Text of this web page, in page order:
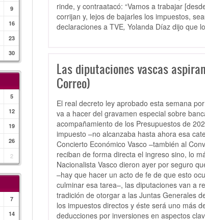
9
16
23
30
5
12
19
26
2
7
14
rinde, y contraatacó: “Vamos a trabajar
corrijan y, lejos de bajarles los impuestos,
declaraciones a TVE, Yolanda Díaz dijo que
Las diputaciones vascas
Correo)
El real decreto ley aprobado esta semana
va a hacer del gravamen especial sobre
acompañamiento de los Presupuestos de
impuesto –no alcanzaba hasta ahora esa
Concierto Económico Vasco –también al
reciban de forma directa el ingreso sino, lo
Nacionalista Vasco dieron ayer por seguro
–hay que hacer un acto de fe de que esto
culminar esa tarea–, las diputaciones van a
tradición de otorgar a las Juntas Generales
los impuestos directos y éste será uno más
deducciones por inversiones en aspectos